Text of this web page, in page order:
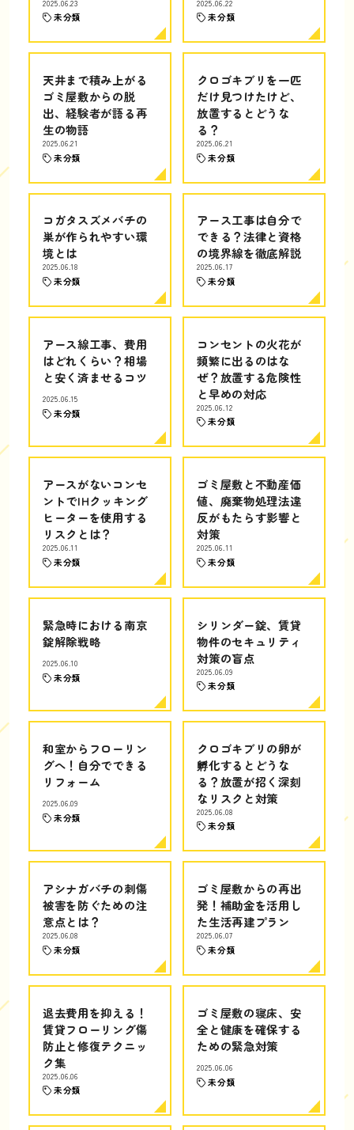
2025.06.23
未分類
2025.06.22
未分類
天井まで積み上がる
ゴミ屋敷からの脱
出、経験者が語る再
生の物語
2025.06.21
未分類
クロゴキブリを一匹
だけ見つけたけど、
放置するとどうな
る？
2025.06.21
未分類
コガタスズメバチの
巣が作られやすい環
境とは
2025.06.18
未分類
アース工事は自分で
できる？法律と資格
の境界線を徹底解説
2025.06.17
未分類
アース線工事、費用
はどれくらい？相場
と安く済ませるコツ
2025.06.15
未分類
コンセントの火花が
頻繁に出るのはな
ぜ？放置する危険性
と早めの対応
2025.06.12
未分類
アースがないコンセ
ントでIHクッキング
ヒーターを使用する
リスクとは？
2025.06.11
未分類
ゴミ屋敷と不動産価
値、廃棄物処理法違
反がもたらす影響と
対策
2025.06.11
未分類
緊急時における南京
錠解除戦略
2025.06.10
未分類
シリンダー錠、賃貸
物件のセキュリティ
対策の盲点
2025.06.09
未分類
和室からフローリン
グへ！自分でできる
リフォーム
2025.06.09
未分類
クロゴキブリの卵が
孵化するとどうな
る？放置が招く深刻
なリスクと対策
2025.06.08
未分類
アシナガバチの刺傷
被害を防ぐための注
意点とは？
2025.06.08
未分類
ゴミ屋敷からの再出
発！補助金を活用し
た生活再建プラン
2025.06.07
未分類
退去費用を抑える！
賃貸フローリング傷
防止と修復テクニッ
ク集
2025.06.06
未分類
ゴミ屋敷の寝床、安
全と健康を確保する
ための緊急対策
2025.06.06
未分類